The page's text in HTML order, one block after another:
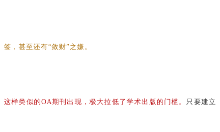
签，甚至还有“敛财”之嫌。
这样类似的OA期刊出现，极大拉低了学术出版的门槛。 只要建立